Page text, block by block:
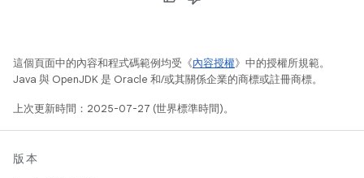
這個頁面中的內容和程式碼範例均受《內容授權》中的授權所規範。
Java 與 OpenJDK 是 Oracle 和/或其關係企業的商標或註冊商標。
上次更新時間：2025-07-27 (世界標準時間)。
版本